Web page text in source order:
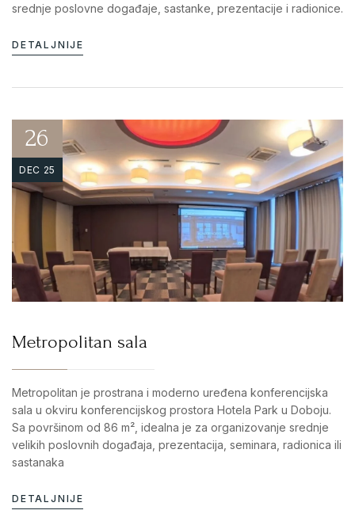
srednje poslovne događaje, sastanke, prezentacije i radionice.
DETALJNIJE
26
DEC 25
Metropolitan sala
Metropolitan je prostrana i moderno uređena konferencijska
sala u okviru konferencijskog prostora Hotela Park u Doboju.
Sa površinom od 86 m², idealna je za organizovanje srednje
velikih poslovnih događaja, prezentacija, seminara, radionica ili
sastanaka
DETALJNIJE